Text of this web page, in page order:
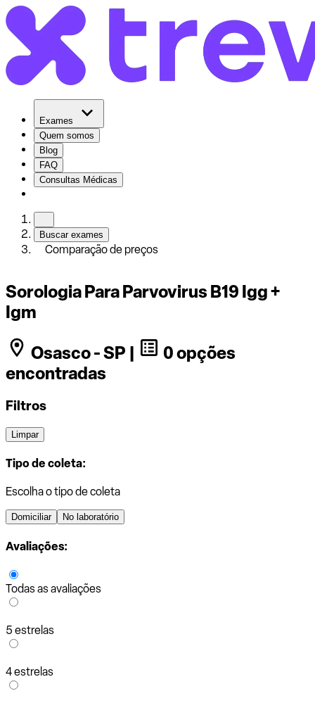
Exames
Quem somos
Blog
FAQ
Consultas Médicas
Buscar exames
Comparação de preços
Sorologia Para Parvovirus B19 Igg +
Igm
Osasco - SP |
0 opções
encontradas
Filtros
Limpar
Tipo de coleta:
Escolha o tipo de coleta
Domiciliar No laboratório
Avaliações:
Todas as avaliações
5 estrelas
4 estrelas